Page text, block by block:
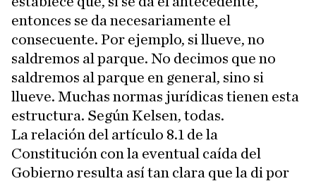
entonces se da necesariamente el
consecuente. Por ejemplo, si llueve, no
saldremos al parque. No decimos que no
saldremos al parque en general, sino si
llueve. Muchas normas jurídicas tienen esta
estructura. Según Kelsen, todas.
La relación del artículo 8.1 de la
Constitución con la eventual caída del
Gobierno resulta así tan clara que la di por